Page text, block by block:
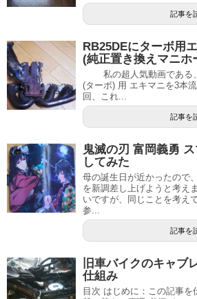
記事を
RB25DEにターボ用
(純正置き換えマニホ
私の超人気動画である
(ターボ) 用 エキマニを3本
回、これ...
記事を
鬼滅の刃 富岡義勇
してみた
母の誕生日が近かったので
を新調差し上げようと考え
いですが、同じことを考え
参...
記事を
旧車バイクのキャブ
仕組み
目次 はじめに：この記事